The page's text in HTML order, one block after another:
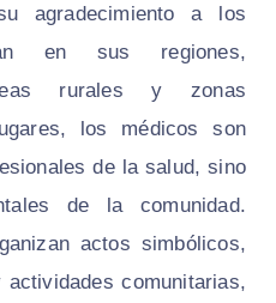
agradecimiento a los
en sus regiones,
rurales y zonas
los médicos son
de la salud, sino
de la comunidad.
actos simbólicos,
comunitarias,